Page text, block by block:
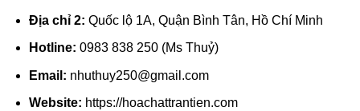
Địa chỉ 2: Quốc lộ 1A, Quận Bình Tân, Hồ Chí Minh
Hotline: 0983 838 250 (Ms Thuỷ)
Email: nhuthuy250@gmail.com
Website: https://hoachattrantien.com